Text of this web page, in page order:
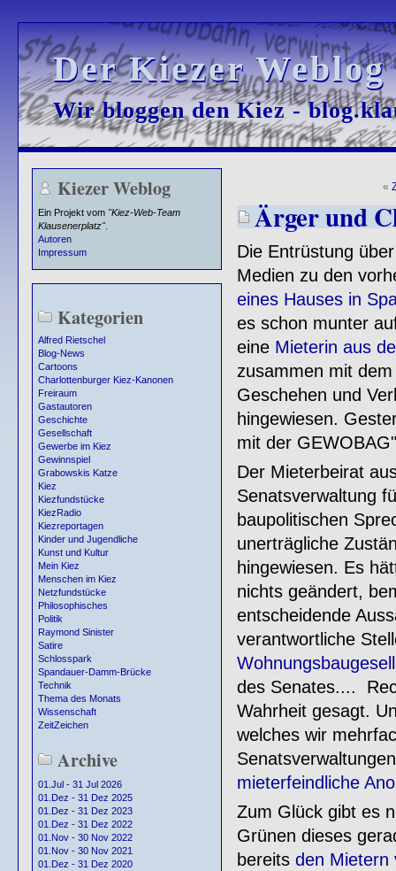
Der Kiezer
Der Kiezer
Wir bloggen den Kiez -
Wir bloggen den Kiez -
Kiezer Weblog
Ein Projekt vom "Kiez-Web-Team
Klausenerplatz".
Autoren
Impressum
Kategorien
Alfred Rietschel
Blog-News
Cartoons
Charlottenburger Kiez-Kanonen
Freiraum
Gastautoren
Geschichte
Gesellschaft
Gewerbe im Kiez
Gewinnspiel
Grabowskis Katze
Kiez
Kiezfundstücke
KiezRadio
Kiezreportagen
Kinder und Jugendliche
Kunst und Kultur
Mein Kiez
Menschen im Kiez
Netzfundstücke
Philosophisches
Politik
Raymond Sinister
Satire
Schlosspark
Spandauer-Damm-Brücke
Technik
Thema des Monats
Wissenschaft
ZeitZeichen
Archive
01.Jul - 31 Jul 2026
01.Dez - 31 Dez 2025
01.Dez - 31 Dez 2023
01.Dez - 31 Dez 2022
01.Nov - 30 Nov 2022
01.Nov - 30 Nov 2021
01.Dez - 31 Dez 2020
«
Ärger und
Die Entrüstung
Medien zu den
eines Hauses in
es schon munter
eine Mieterin aus
zusammen mit
Geschehen und
hingewiesen.
mit der
Der Mieterbeirat
Senatsverwaltung
baupolitischen
unerträgliche
hingewiesen. Es
nichts geändert,
entscheidende
verantwortliche
des Senates....
Wahrheit gesagt.
welches wir
mieterfeindliche
Zum Glück gibt es
Grünen dieses
bereits den Mietern